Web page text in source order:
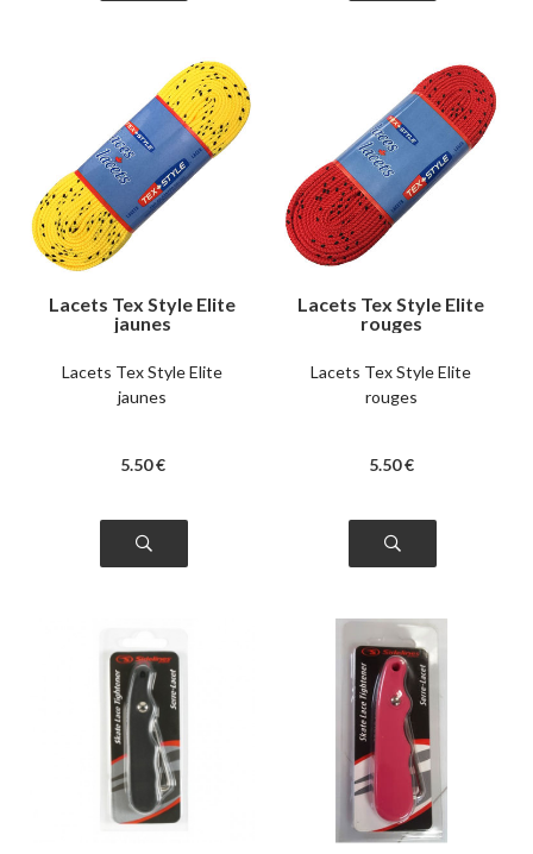
Lacets Tex Style Elite
jaunes
Lacets Tex Style Elite
jaunes
5.50 €
Lacets Tex Style Elite
rouges
Lacets Tex Style Elite
rouges
5.50 €